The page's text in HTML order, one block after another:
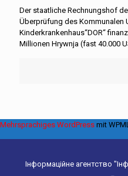
Der staatliche Rechnungshof
Überprüfung des Kommunalen
Kinderkrankenhaus“DOR“
Millionen Hrywnja (fast 40.000
Інформаційне агентство
Mehrsprachiges WordPress mit